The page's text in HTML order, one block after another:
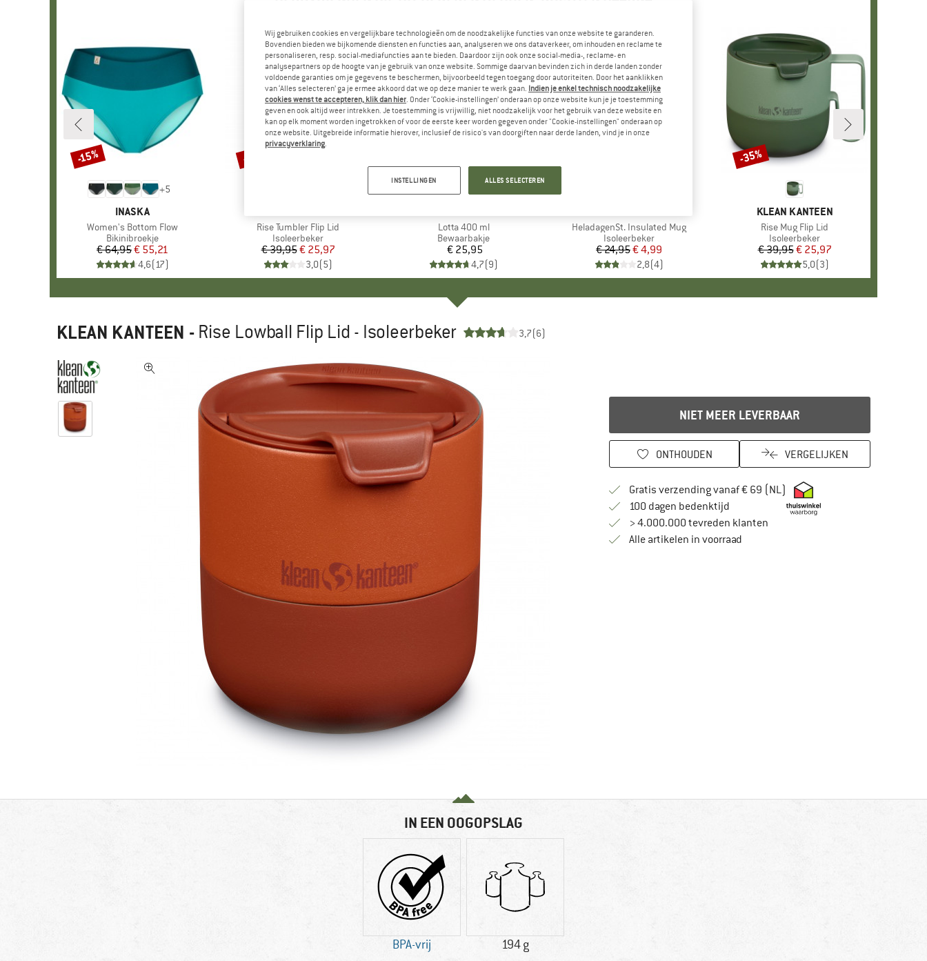
+5
MERK
INASKA
Artikel
Women's Bottom Flow
Productgroep
Bikinibroekje
Prijs
€ 64,95Verlaagde prijs
€ 55,21
4,6(17)
Korting
-15%
Artikel
Rise Tumbler Flip Lid
Productgroep
Isoleerbeker
Prijs
€ 39,95Verlaagde prijs
€ 25,97
3,0(5)
Korting
-35%
Artikel
Lotta 400 ml
Productgroep
Bewaarbakje
Prijs
€ 25,95
4,7(9)
Artikel
HeladagenSt. Insulated Mug
Productgroep
Isoleerbeker
Prijs
€ 24,95Verlaagde prijs
€ 4,99
2,8(4)
MERK
KLEAN KANTEEN
Artikel
Rise Mug Flip Lid
Productgroep
Isoleerbeker
Prijs
€ 39,95Verlaagde prijs
€ 25,97
5,0(3)
Korting
-35%
KLEAN KANTEEN - Rise Lowball Flip Lid - Isoleerbeker 3,7(6)
NIET MEER LEVERBAAR
ONTHOUDEN VERGELIJKEN
Gratis verzending vanaf € 69 (NL) Vind hier de
100 dagen bedenktijdVind de betalingsinformatie hier! Opent in
> 4.000.000 tevreden klanten
Alle artikelen in voorraad
IN EEN OOGOPSLAG
BPA-vrij 194 g
Wij gebruiken cookies en vergelijkbare technologieën om de noodzakelijke functies van onze website te garanderen.
Bovendien bieden we bijkomende diensten en functies aan, analyseren we ons dataverkeer, om inhouden en reclame te
personaliseren, resp. social-mediafuncties aan te bieden. Daardoor zijn ook onze social-media-, reclame- en
analysepartners op de hoogte van je gebruik van onze website. Sommige daarvan bevinden zich in derde landen zonder
voldoende garanties om je gegevens te beschermen, bijvoorbeeld tegen toegang door autoriteiten. Door het aanklikken
van ‘Alles selecteren’ ga je ermee akkoord dat we op deze manier te werk gaan. Indien je enkel technisch noodzakelijke
cookies wenst te accepteren, klik dan hier. Onder ‘Cookie-instellingen’ onderaan op onze website kun je je toestemming
geven en ook altijd weer intrekken. Je toestemming is vrijwillig, niet noodzakelijk voor het gebruik van deze website en
kan op elk moment worden ingetrokken of voor de eerste keer worden gegeven onder "Cookie-instellingen" onderaan op
onze website. Uitgebreide informatie hierover, inclusief de risico's van doorgiften naar derde landen, vind je in onze
privacyverklaring.
INSTELLINGEN ALLES SELECTEREN